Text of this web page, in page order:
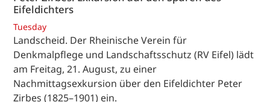
Eifeldichters
Tuesday
Landscheid. Der Rheinische Verein für
Denkmalpflege und Landschaftsschutz (RV Eifel) lädt
am Freitag, 21. August, zu einer
Nachmittagsexkursion über den Eifeldichter Peter
Zirbes (1825–1901) ein.